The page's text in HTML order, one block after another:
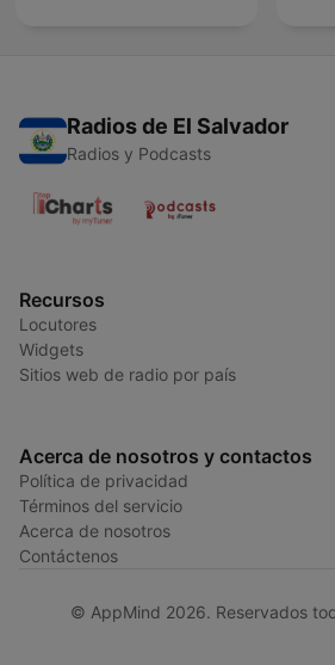
Radios de El Salvador
Radios y Podcasts
Recursos
Locutores
Widgets
Sitios web de radio por país
Acerca de nosotros y contactos
Política de privacidad
Términos del servicio
Acerca de nosotros
Contáctenos
© AppMind 2026. Reservados